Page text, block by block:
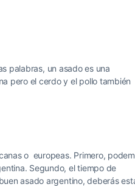
palabras, un asado es una
pero el cerdo y el pollo también
o europeas. Primero,
Segundo, el tiempo de
asado argentino, deberás